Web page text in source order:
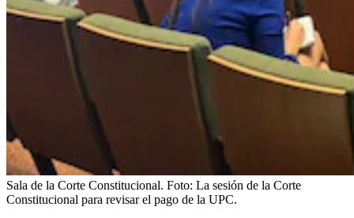
Sala de la Corte Constitucional. Foto: La sesión de la Corte
Constitucional para revisar el pago de la UPC.